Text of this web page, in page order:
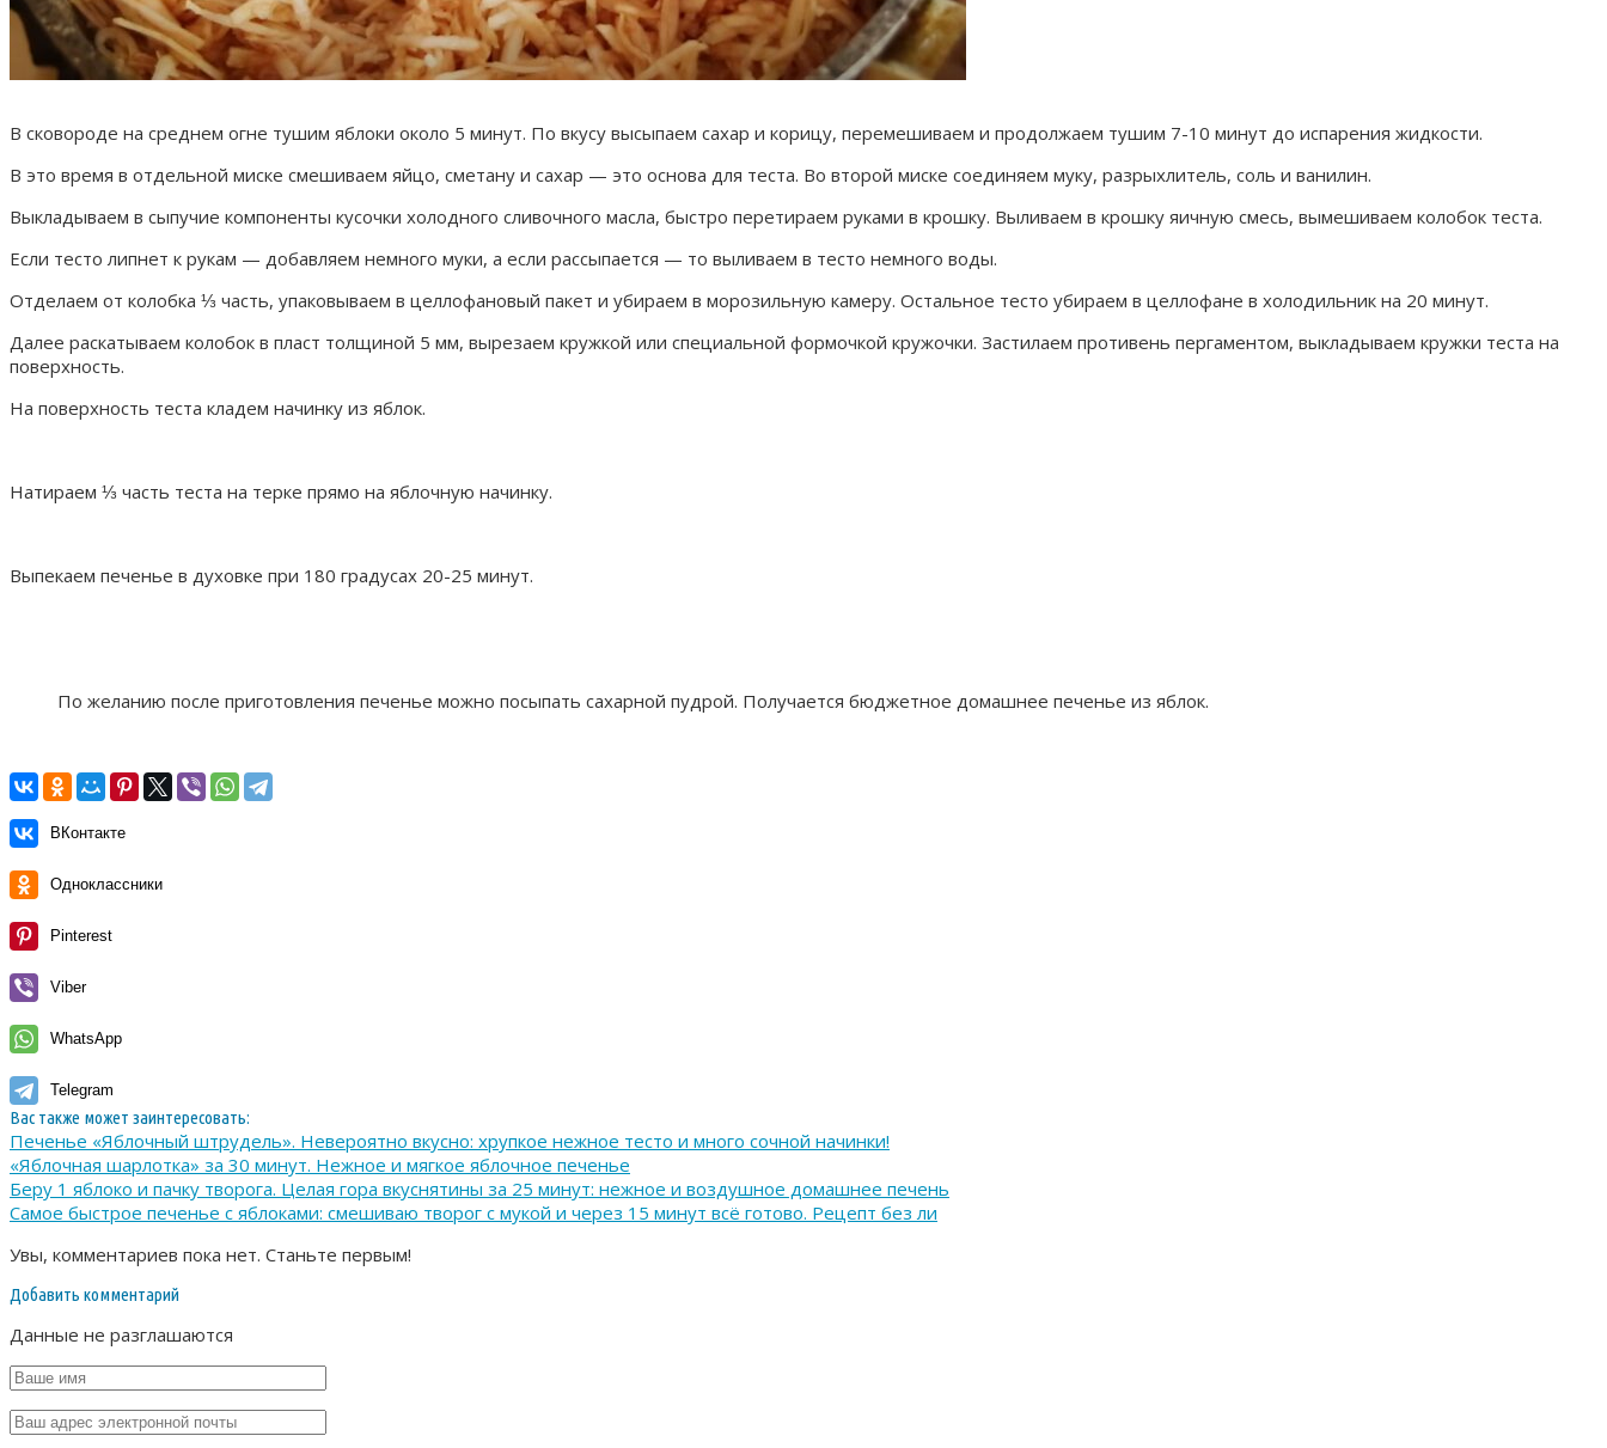
В сковороде на среднем огне тушим яблоки около 5 минут. По вкусу высыпаем сахар и корицу, перемешиваем и продолжаем тушим 7-10 минут до испарения жидкости.
В это время в отдельной миске смешиваем яйцо, сметану и сахар — это основа для теста. Во второй миске соединяем муку, разрыхлитель, соль и ванилин.
Выкладываем в сыпучие компоненты кусочки холодного сливочного масла, быстро перетираем руками в крошку. Выливаем в крошку яичную смесь, вымешиваем колобок теста.
Если тесто липнет к рукам — добавляем немного муки, а если рассыпается — то выливаем в тесто немного воды.
Отделаем от колобка ⅓ часть, упаковываем в целлофановый пакет и убираем в морозильную камеру. Остальное тесто убираем в целлофане в холодильник на 20 минут.
Далее раскатываем колобок в пласт толщиной 5 мм, вырезаем кружкой или специальной формочкой кружочки. Застилаем противень пергаментом, выкладываем кружки теста на
поверхность.
На поверхность теста кладем начинку из яблок.
Натираем ⅓ часть теста на терке прямо на яблочную начинку.
Выпекаем печенье в духовке при 180 градусах 20-25 минут.
По желанию после приготовления печенье можно посыпать сахарной пудрой. Получается бюджетное домашнее печенье из яблок.
ВКонтакте
Одноклассники
Pinterest
Viber
WhatsApp
Telegram
Вас также может заинтересовать:
Печенье «Яблочный штрудель». Невероятно вкусно: хрупкое нежное тесто и много сочной начинки!
«Яблочная шарлотка» за 30 минут. Нежное и мягкое яблочное печенье
Беру 1 яблоко и пачку творога. Целая гора вкуснятины за 25 минут: нежное и воздушное домашнее печень
Самое быстрое печенье с яблоками: смешиваю творог с мукой и через 15 минут всё готово. Рецепт без ли
Увы, комментариев пока нет. Станьте первым!
Добавить комментарий
Данные не разглашаются